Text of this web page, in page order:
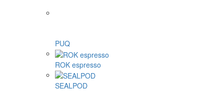
PUQ
ROK espresso
SEALPOD